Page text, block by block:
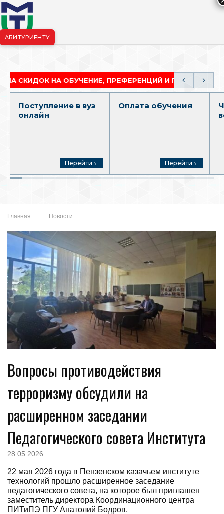
АБИТУРИЕНТУ
НА ОБУЧЕНИЕ, ПРЕФЕРЕНЦИЙ И ГРАНТОВ
Поступление в вуз
онлайн
Перейти
Оплата обучения
Перейти
Главная Новости
Вопросы противодействия
терроризму обсудили на
расширенном заседании
Педагогического совета Института
28.05.2026
22 мая 2026 года в Пензенском казачьем институте
технологий прошло расширенное заседание
педагогического совета, на которое был приглашен
заместитель директора Координационного центра
ПИТиПЭ ПГУ Анатолий Бодров.